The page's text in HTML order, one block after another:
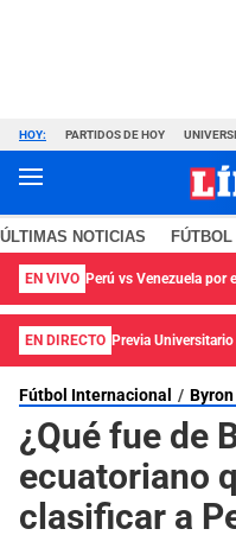
HOY: PARTIDOS DE HOY
ÚLTIMAS NOTICIAS
EN VIVO Perú vs Venezuela por
EN DIRECTO Previa
Fútbol Internacional
¿Qué fue de
ecuatoriano
clasificar a